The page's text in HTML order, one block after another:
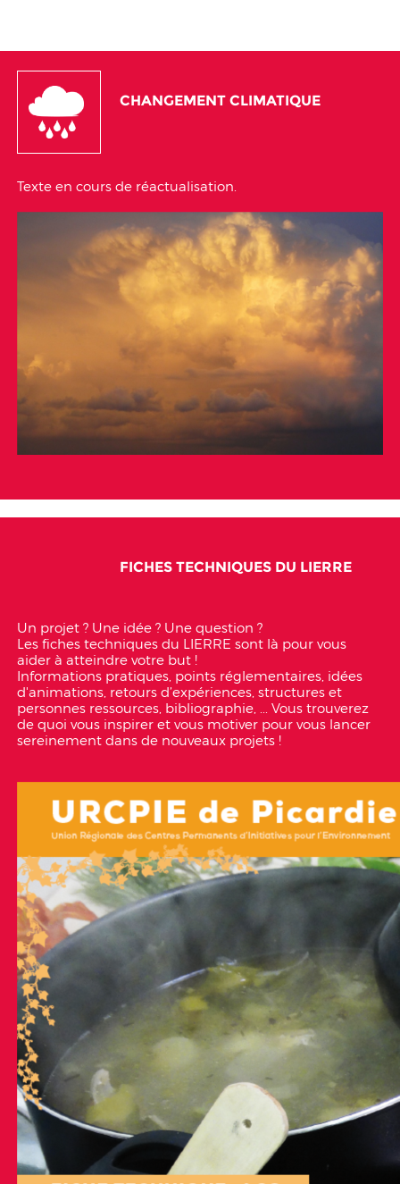
CHANGEMENT CLIMATIQUE
Texte en cours de réactualisation.
FICHES TECHNIQUES DU LIERRE
Un projet ? Une idée ? Une question ?
Les fiches techniques du LIERRE sont là pour vous
aider à atteindre votre but !
Informations pratiques, points réglementaires, idées
d'animations, retours d’expériences, structures et
personnes ressources, bibliographie, ... Vous trouverez
de quoi vous inspirer et vous motiver pour vous lancer
sereinement dans de nouveaux projets !